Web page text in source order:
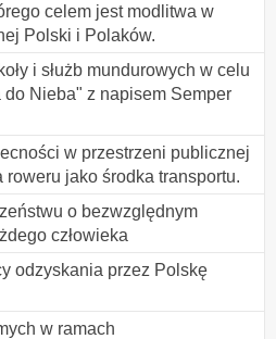
celem jest modlitwa w
Polski i Polaków.
i służb mundurowych w celu
do Nieba" z napisem Semper
w przestrzeni publicznej
roweru jako środka transportu.
o bezwzględnym
człowieka
odzyskania przez Polskę
w ramach